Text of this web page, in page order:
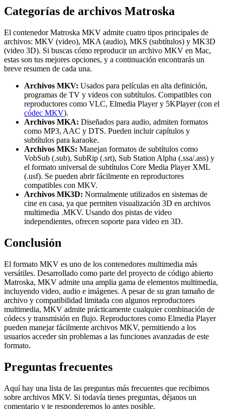
Categorías de archivos Matroska
El contenedor Matroska MKV admite cuatro tipos principales de
archivos: MKV (video), MKA (audio), MKS (subtítulos) y MK3D
(video 3D). Si buscas cómo reproducir un archivo MKV en Mac,
estas son tus mejores opciones, y a continuación encontrarás un
breve resumen de cada una.
Archivos MKV: Usados para películas en alta definición,
programas de TV y videos con subtítulos. Compatibles con
reproductores como VLC, Elmedia Player y 5KPlayer (con el
códec MKV).
Archivos MKA: Diseñados para audio, admiten formatos
como MP3, AAC y DTS. Pueden incluir capítulos y
subtítulos para karaoke.
Archivos MKS: Manejan formatos de subtítulos como
VobSub (.sub), SubRip (.srt), Sub Station Alpha (.ssa/.ass) y
el formato universal de subtítulos Core Media Player XML
(.usf). Se pueden abrir fácilmente en reproductores
compatibles con MKV.
Archivos MK3D: Normalmente utilizados en sistemas de
cine en casa, ya que permiten visualización 3D en archivos
multimedia .MKV. Usando dos pistas de video
independientes, ofrecen soporte para video en 3D.
Conclusión
El formato MKV es uno de los contenedores multimedia más
versátiles. Desarrollado como parte del proyecto de código abierto
Matroska, MKV admite una amplia gama de elementos multimedia,
incluyendo video, audio e imágenes. A pesar de su gran tamaño de
archivo y compatibilidad limitada con algunos reproductores
multimedia, MKV admite prácticamente cualquier combinación de
códecs y transmisión en flujo. Reproductores como Elmedia Player
pueden manejar fácilmente archivos MKV, permitiendo a los
usuarios acceder sin problemas a las funciones avanzadas de este
formato.
Preguntas frecuentes
Aquí hay una lista de las preguntas más frecuentes que recibimos
sobre archivos MKV. Si todavía tienes preguntas, déjanos un
comentario y te responderemos lo antes posible.